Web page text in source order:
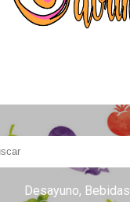
Desayuno Bebidas